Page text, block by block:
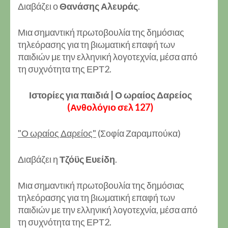
Διαβάζει οΘανάσης Αλευράς.
Μια σημαντική πρωτοβουλία της δημόσιας
τηλεόρασης για τη βιωματική επαφή των
παιδιών με την ελληνική λογοτεχνία, μέσα από
τη συχνότητα της ΕΡΤ2.
Ιστορίες για παιδιά | Ο ωραίος Δαρείος
(Ανθολόγιο σελ 127)
"Ο ωραίος Δαρείος" (Σοφία Ζαραμπούκα)
Διαβάζει ηΤζόϋς Ευείδη.
Μια σημαντική πρωτοβουλία της δημόσιας
τηλεόρασης για τη βιωματική επαφή των
παιδιών με την ελληνική λογοτεχνία, μέσα από
τη συχνότητα της ΕΡΤ2.